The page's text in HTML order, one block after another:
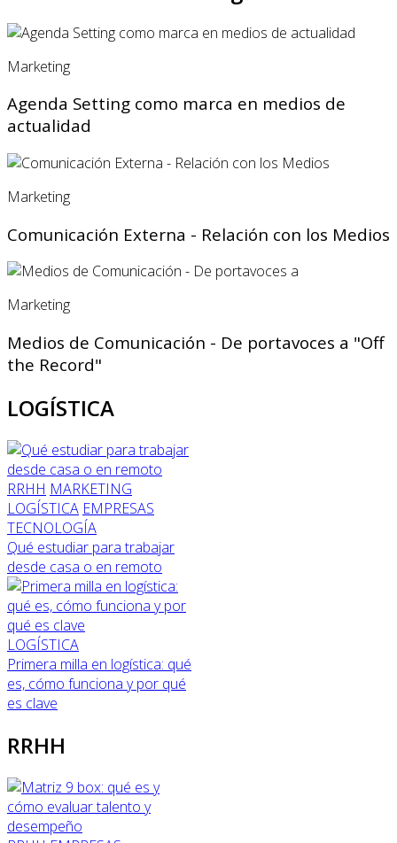
Marketing
Agenda Setting como marca en medios de
actualidad
Marketing
Comunicación Externa - Relación con los Medios
Marketing
Medios de Comunicación - De portavoces a "Off
the Record"
LOGÍSTICA
RRHH MARKETING
LOGÍSTICA EMPRESAS
TECNOLOGÍA
Qué estudiar para trabajar
desde casa o en remoto
LOGÍSTICA
Primera milla en logística: qué
es, cómo funciona y por qué
es clave
RRHH